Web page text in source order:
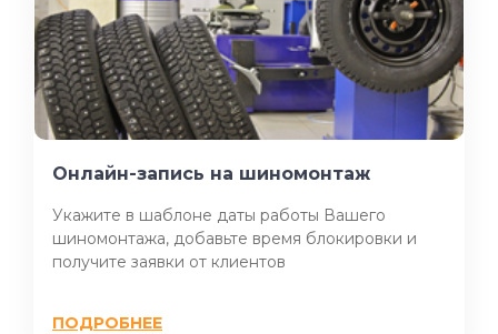
Онлайн-запись на шиномонтаж
Укажите в шаблоне даты работы Вашего
шиномонтажа, добавьте время блокировки и
получите заявки от клиентов
ПОДРОБНЕЕ